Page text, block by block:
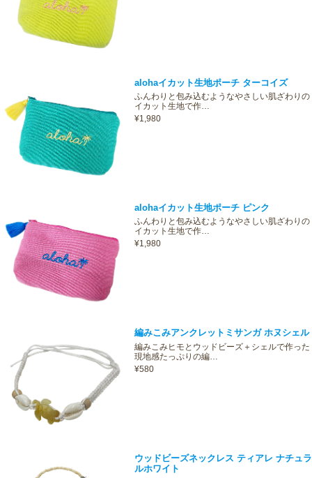
alohaイカット生地ポーチ ターコイズ
ふんわりと包み込むようなやさしい肌ざわりの
イカット生地で作…
¥1,980
alohaイカット生地ポーチ ピンク
ふんわりと包み込むようなやさしい肌ざわりの
イカット生地で作…
¥1,980
編みこみアンクレットミサンガ ホヌシェル
編みこみヒモとウッドビーズ＋シェルで作った
現地感たっぷりの編…
¥580
ウッドビーズネックレス ティアレ ナチュラ
ルホワイト